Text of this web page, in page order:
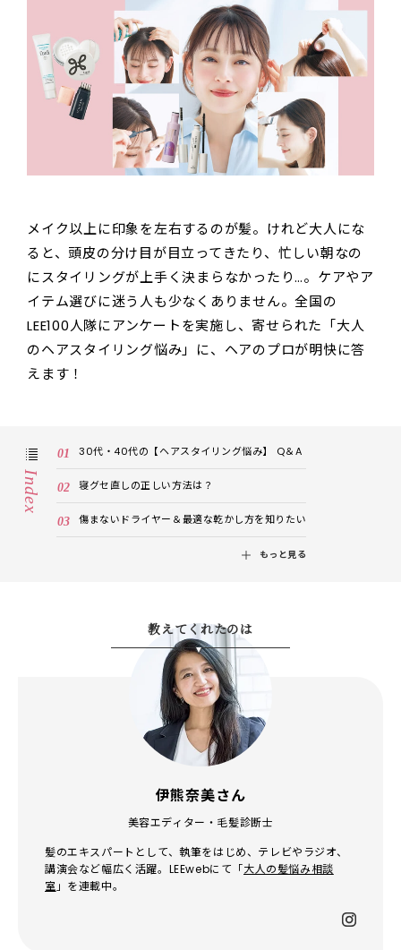
メイク以上に印象を左右するのが髪。けれど大人にな
ると、頭皮の分け目が目立ってきたり、忙しい朝なの
にスタイリングが上手く決まらなかったり…。ケアやア
イテム選びに迷う人も少なくありません。全国の
LEE100人隊にアンケートを実施し、寄せられた「大人
のヘアスタイリング悩み」に、ヘアのプロが明快に答
えます！
Index
30代・40代の【ヘアスタイリング悩み】 Q＆A
寝グセ直しの正しい方法は？
傷まないドライヤー＆最適な乾かし方を知りたい
もっと見る
教えてくれたのは
伊熊奈美さん
美容エディター・毛髪診断士
髪のエキスパートとして、執筆をはじめ、テレビやラジオ、
講演会など幅広く活躍。LEEwebにて「大人の髪悩み相談
室 」を連載中。